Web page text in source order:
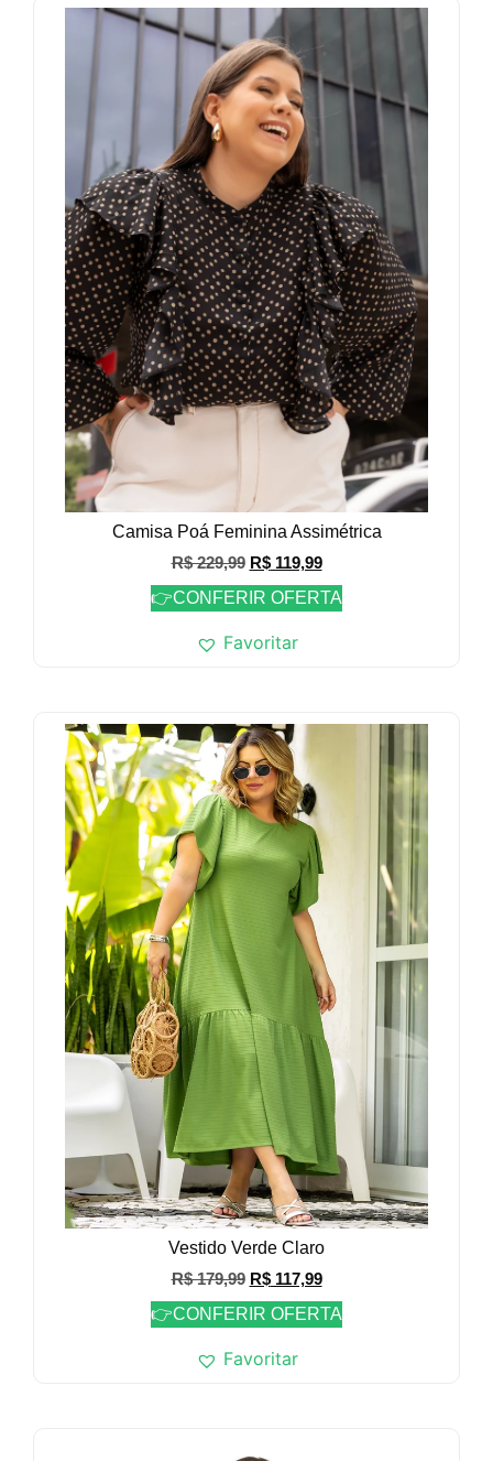
Camisa Poá Feminina Assimétrica
R$229,99 R$119,99
👉CONFERIR OFERTA
Favoritar
Vestido Verde Claro
R$179,99 R$117,99
👉CONFERIR OFERTA
Favoritar